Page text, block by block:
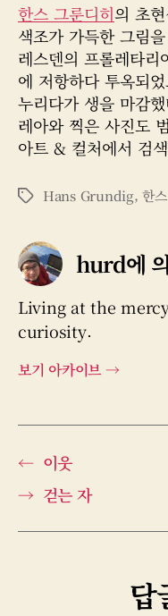
한스 그룬디히의 초
색조가 가득한 그림
레스덴의 프롤레타
에 저항하다 투옥되
누리다가 생을 마감
레아와 찍은 사진도
아트 & 컬처에서 검
태
Hans Grundig,한
hurd에
Living at the
curiosity.
보기 아카이브 →
← 이웃
→ 걷는 자
답